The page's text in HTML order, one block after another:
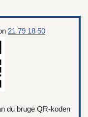
21 79 18 50
du bruge QR-koden